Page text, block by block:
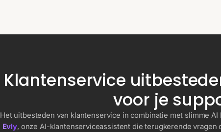
Klantenservice
voor je
Het uitbesteden van klantenservice in combinatie met slimme
Evly, onze AI-klantenserviceassistent die terugkerende